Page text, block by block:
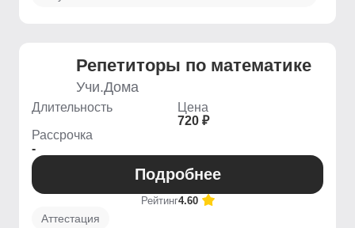
Репетиторы по математике
Учи.Дома
Длительность
Цена
720 ₽
Рассрочка
-
Подробнее
Рейтинг4.60
Аттестация